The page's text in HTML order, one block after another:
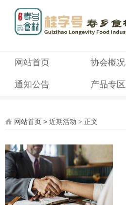
网站首页 协会概况
通知公告 产品专区
网站首页 > 近期活动 > 正文